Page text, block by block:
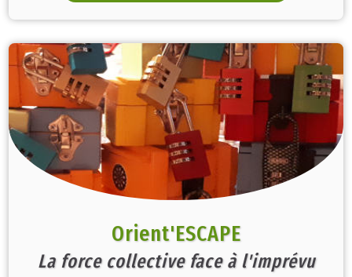
Orient'ESCAPE
La force collective face à l'imprévu